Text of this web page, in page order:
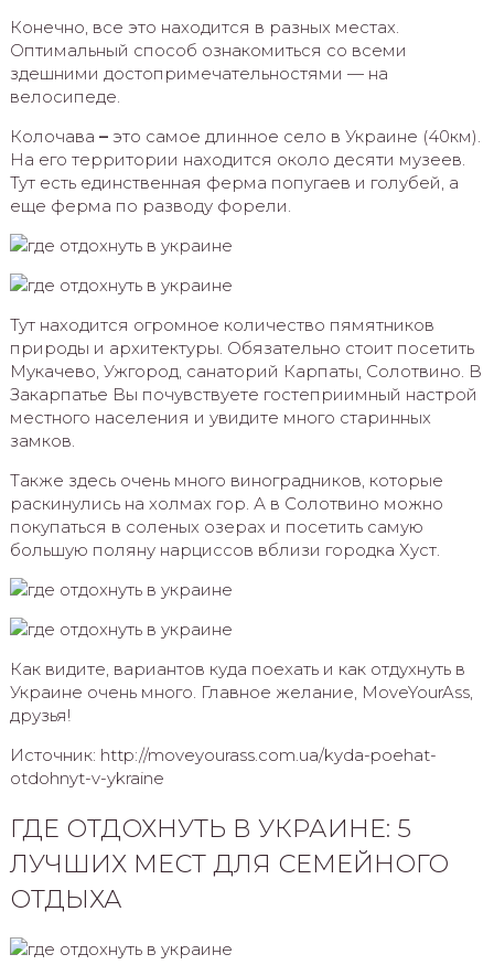
Конечно, все это находится в разных местах.
Оптимальный способ ознакомиться со всеми
здешними достопримечательностями — на
велосипеде.
Колочава –это самое длинное село в Украине (40км).
На его территории находится около десяти музеев.
Тут есть единственная ферма попугаев и голубей, а
еще ферма по разводу форели.
Тут находится огромное количество пямятников
природы и архитектуры. Обязательно стоит посетить
Мукачево, Ужгород, санаторий Карпаты, Солотвино. В
Закарпатье Вы почувствуете гостеприимный настрой
местного населения и увидите много старинных
замков.
Также здесь очень много виноградников, которые
раскинулись на холмах гор. А в Солотвино можно
покупаться в соленых озерах и посетить самую
большую поляну нарциссов вблизи городка Хуст.
Как видите, вариантов куда поехать и как отдухнуть в
Украине очень много. Главное желание, MoveYourAss,
друзья!
Источник: http://moveyourass.com.ua/kyda-poehat-
otdohnyt-v-ykraine
ГДЕ ОТДОХНУТЬ В УКРАИНЕ: 5
ЛУЧШИХ МЕСТ ДЛЯ СЕМЕЙНОГО
ОТДЫХА